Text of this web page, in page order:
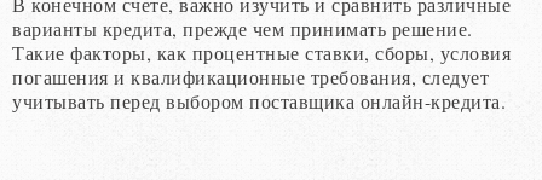
варианты кредита, прежде чем принимать решение.
Такие факторы, как процентные ставки, сборы, условия
погашения и квалификационные требования, следует
учитывать перед выбором поставщика онлайн-кредита.